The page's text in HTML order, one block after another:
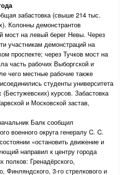
забастовка (свыше 214 тыс.
Колонны демонстрантов
мост на левый берег Невы. Через
участникам демонстраций на
проспекте; через Тучков мост на
часть рабочих Выборгской и
чего местные рабочие также
студенты университета
курсов. Забастовка
и Московской застав,
Балк сообщил
военного округа генералу C. C.
«остановить движение и
направил к центру города
полков: Гренадёрского,
Финляндского, 3-го стрелкового и